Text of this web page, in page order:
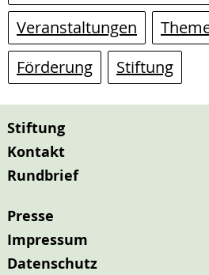
Veranstaltungen
Förderung
Stiftung
Stiftung
Kontakt
Rundbrief
Presse
Impressum
Datenschutz